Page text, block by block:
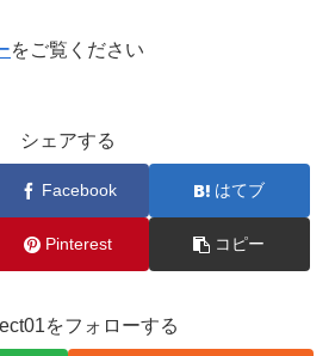
をご覧ください
シェアする
Facebook はてブ
Pinterest コピー
をフォローする